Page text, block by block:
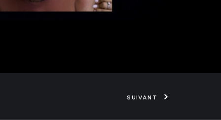
SUIVANT